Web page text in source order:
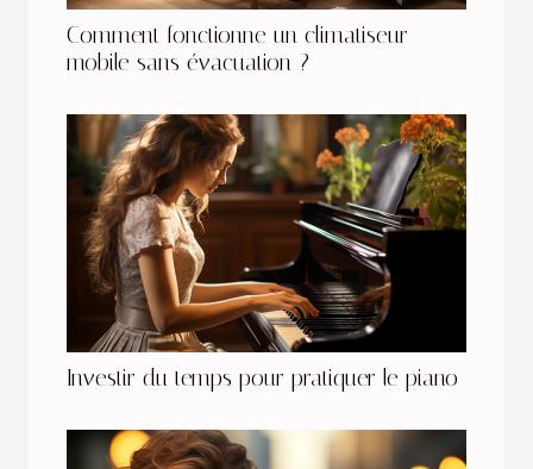
Comment fonctionne un climatiseur
mobile sans évacuation ?
Investir du temps pour pratiquer le piano